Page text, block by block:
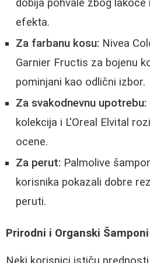
dobija pohvale zbog
efekta.
Za farbanu kosu: Nivea
Garnier Fructis za bojenu
pominjani kao odlični izbor.
Za svakodnevnu upotrebu:
kolekcija i L'Oreal Elvital
ocene.
Za perut: Palmolive
korisnika pokazali dobre
peruti.
Prirodni i Organski Šamponi